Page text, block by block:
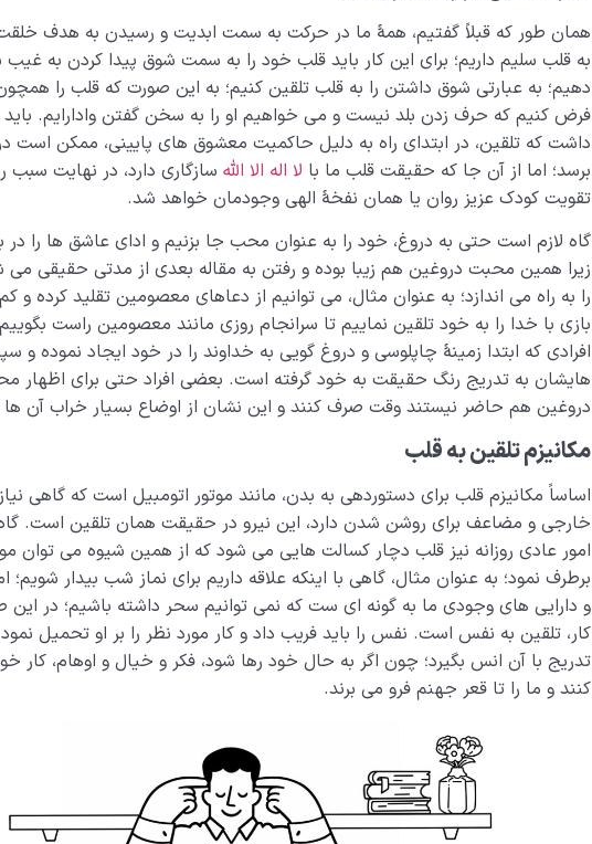
همان طور که قبلاً گفتیم، همۀ ما در حرکت به سمت ابدیت و رسیدن به هدف خلقت
به قلب سلیم داریم؛ برای این کار باید قلب خود را به سمت شوق پیدا کردن به
دهیم؛ به عبارتی شوق داشتن را به قلب تلقین کنیم؛ به این صورت که قلب را
فرض کنیم که حرف زدن بلد نیست و مى خواهیم او را به سخن گفتن وادارایم.
داشت که تلقین، در ابتدای راه به دلیل حاکمیت معشوق های پایینی، ممکن است
برسد؛ اما از آن جا که حقیقت قلب ما با لا اله الا الله سازگاری دارد، در نهایت سبب
تقویت کودک عزیز روان یا همان نفخۀ الهی وجودمان خواهد شد.
گاه لازم است حتی به دروغ، خود را به عنوان محب جا بزنیم و ادای عاشق ها را در
زیرا همین محبت دروغین هم زیبا بوده و رفتن به مقاله بعدی از مدتی حقیقی
را به راه می اندازد؛ به عنوان مثال، می توانیم از دعاهای معصومین تقلید کرده
بازی با خدا را به خود تلقین نماییم تا سرانجام روزی مانند معصومین راست
افرادی که ابتدا زمینۀ چاپلوسی و دروغ گویی به خداوند را در خود ایجاد نموده
هایشان به تدریج رنگ حقیقت به خود گرفته است. بعضی افراد حتی برای اظهار
دروغین هم حاضر نیستند وقت صرف کنند و این نشان از اوضاع بسیار خراب آن ها
مکانیزم تلقین به قلب
اساساً مکانیزم قلب برای دستوردهی به بدن، مانند موتور اتومبیل است که گاهی
خارجی و مضاعف برای روشن شدن دارد، این نیرو در حقیقت همان تلقین است.
امور عادی روزانه نیز قلب دچار کسالت هایی می شود که از همین شیوه می توان
برطرف نمود؛ به عنوان مثال، گاهی با اینکه علاقه داریم برای نماز شب بیدار
و دارایی های وجودی ما به گونه ای ست که نمی توانیم سحر داشته باشیم؛ در این
کار، تلقین به نفس است. نفس را باید فریب داد و کار مورد نظر را بر او تحمیل نمود
تدریج با آن انس بگیرد؛ چون اگر به حال خود رها شود، فکر و خیال و اوهام، کار
کنند و ما را تا قعر جهنم فرو می برند.